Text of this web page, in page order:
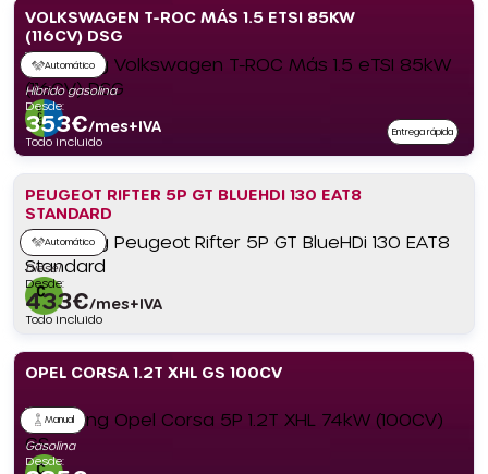
VOLKSWAGEN T-ROC MÁS 1.5 ETSI 85KW
(116CV) DSG
Automático
Híbrido gasolina
Desde:
353€/mes+IVA
Todo incluido
Entrega rápida
PEUGEOT RIFTER 5P GT BLUEHDI 130 EAT8
STANDARD
Automático
Diésel
Desde:
433€/mes+IVA
Todo incluido
OPEL CORSA 1.2T XHL GS 100CV
Manual
Gasolina
Desde: